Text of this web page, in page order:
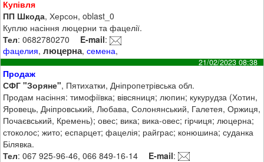
Купівля
ПП Шкода, Херсон, oblast_0
Куплю насіння люцерни та фацелії.
Тел: 0682780270 E-mail:
фацелия,люцерна,семена,
21/02/2023 08:38
Продаж
СФГ "Зоряне", Пятихатки, Дніпропетрівська обл.
Продам насіння: тимофіївка; вівсяниця; люпин; кукурудза (Хотин,
Яровець, Дніпровський, Любава, Солонянський, Галетея, Оржиця,
Почаєвський, Кремень); овес; вика; вика-овес; гірчиця; люцерна;
стоколос; жито; еспарцет; фацелія; райграс; конюшина; суданка
Білявка.
Тел: 067 925-96-46, 066 849-16-14 E-mail: